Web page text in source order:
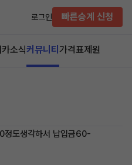
로그인 빠른승계 신청
소식커뮤니티 가격표제원
정도생각하서 납입금60-